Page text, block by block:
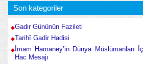
Son kategoriler
Gadir Gününün Fazileti
Tarihî Gadir Hadisi
İmam Hamaney’in Dünya Müslümanları
Hac Mesajı